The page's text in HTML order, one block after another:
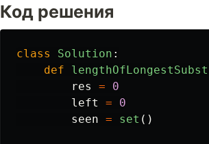
Код решения
class Solution :
def
res
=
0
left
=
0
seen = set ()